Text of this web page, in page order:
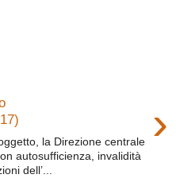
›
la Direzione centrale
autosufficienza, invalidità
dell’...